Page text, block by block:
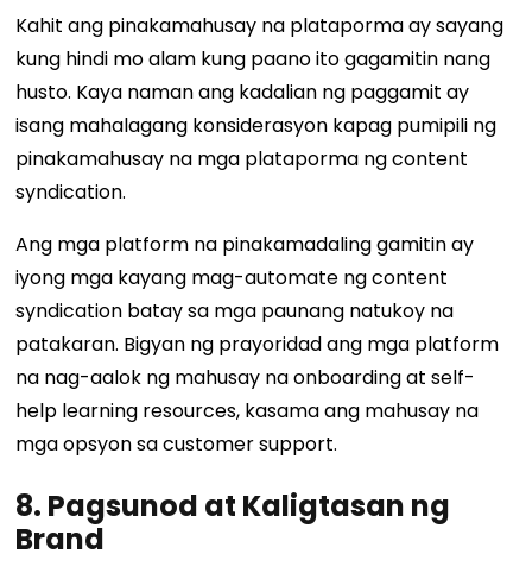
Kahit ang pinakamahusay na plataporma ay sayang
kung hindi mo alam kung paano ito gagamitin nang
husto. Kaya naman ang kadalian ng paggamit ay
isang mahalagang konsiderasyon kapag pumipili ng
pinakamahusay na mga plataporma ng content
syndication.
Ang mga platform na pinakamadaling gamitin ay
iyong mga kayang mag-automate ng content
syndication batay sa mga paunang natukoy na
patakaran. Bigyan ng prayoridad ang mga platform
na nag-aalok ng mahusay na onboarding at self-
help learning resources, kasama ang mahusay na
mga opsyon sa customer support.
8. Pagsunod at Kaligtasan ng
Brand